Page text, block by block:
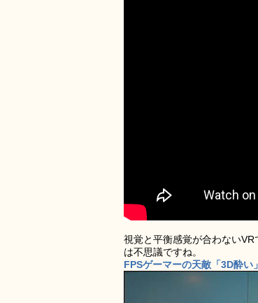
視覚と平衡感覚が合わない
は不思議ですね。
FPSゲーマーの天敵「3D酔